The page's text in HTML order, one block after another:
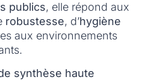
publics, elle répond aux
robustesse, d’hygiène
aux environnements
synthèse haute